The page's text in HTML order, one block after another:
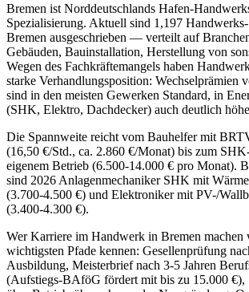
Bremen ist Norddeutschlands Hafen-
Spezialisierung. Aktuell sind 1,197
Bremen ausgeschrieben — verteilt auf
Gebäuden, Bauinstallation, Herstellung von
Wegen des Fachkräftemangels haben
starke Verhandlungsposition: Wechselprämien
sind in den meisten Gewerken Standard, in
(SHK, Elektro, Dachdecker) auch deutlich
Die Spannweite reicht vom Bauhelfer mit
(16,50 €/Std., ca. 2.860 €/Monat) bis zum
eigenem Betrieb (6.500-14.000 € pro Monat).
sind 2026 Anlagenmechaniker SHK mit
(3.700-4.500 €) und Elektroniker mit PV-/
(3.400-4.300 €).
Wer Karriere im Handwerk in Bremen machen
wichtigsten Pfade kennen: Gesellenprüfung
Ausbildung, Meisterbrief nach 3-5 Jahren
(Aufstiegs-BAföG fördert mit bis zu 15.000 €),